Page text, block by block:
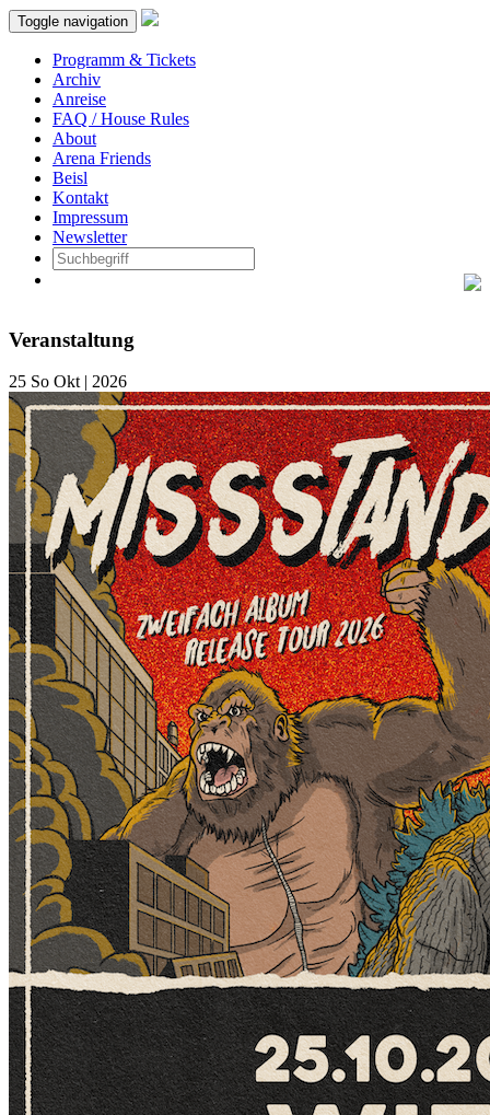
Toggle navigation
Programm & Tickets
Archiv
Anreise
FAQ / House Rules
About
Arena Friends
Beisl
Kontakt
Impressum
Newsletter
Veranstaltung
25 So Okt | 2026